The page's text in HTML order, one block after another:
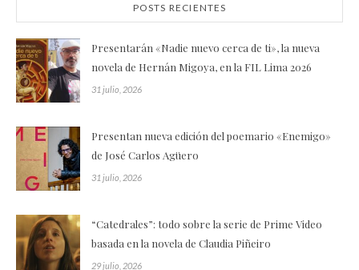
POSTS RECIENTES
Presentarán «Nadie nuevo cerca de ti», la nueva
novela de Hernán Migoya, en la FIL Lima 2026
31 julio, 2026
Presentan nueva edición del poemario «Enemigo»
de José Carlos Agüero
31 julio, 2026
“Catedrales”: todo sobre la serie de Prime Video
basada en la novela de Claudia Piñeiro
29 julio, 2026